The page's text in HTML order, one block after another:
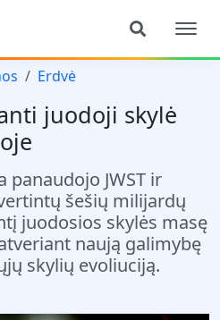
Erdvė
juodoji skylė
JWST ir
šešių milijardų
juodosios skylės masę
naują galimybę
skylių evoliuciją.